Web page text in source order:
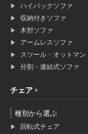
ハイバックソファ
収納付きソファ
木肘ソファ
アームレスソファ
スツール・オットマン
分割・連結式ソファ
チェア
種別から選ぶ
回転式チェア